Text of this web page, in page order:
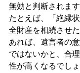
無効と判断されます
たとえば、「絶縁
全財産を相続させ
あれば、遺言者の
ではないかと、合
性が高くなるでしょ